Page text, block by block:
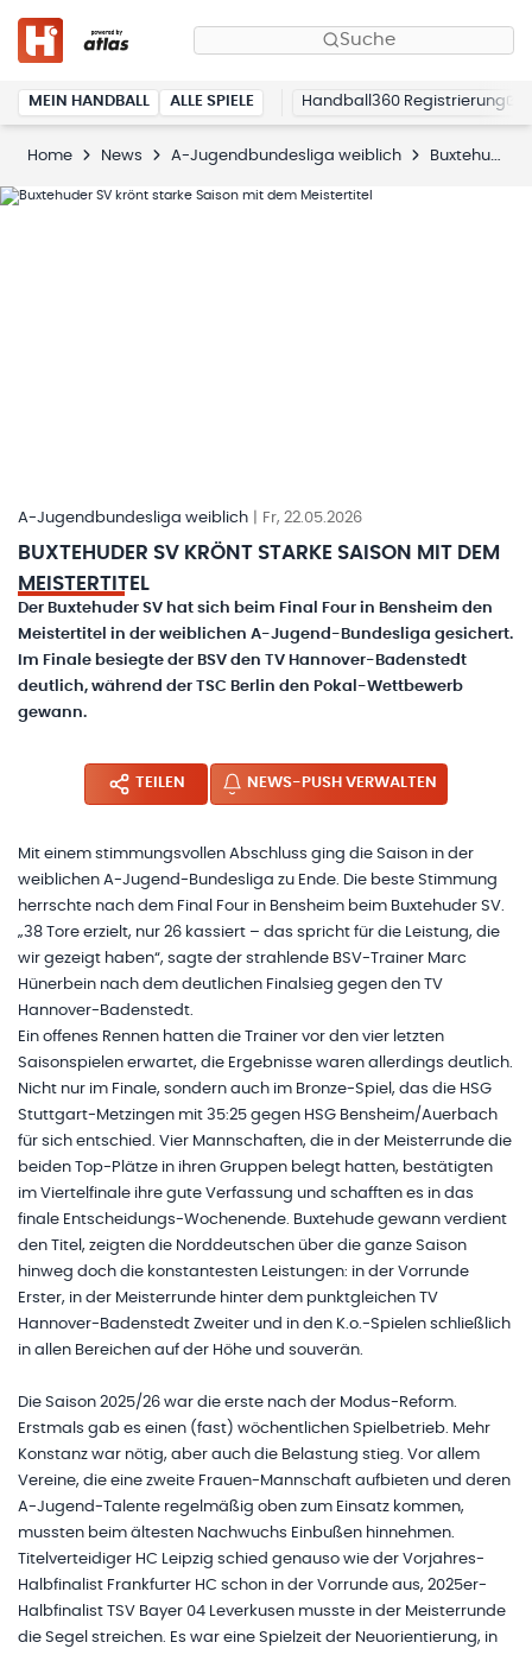
Suche
MEIN HANDBALL ALLE SPIELE Handball360 Registrierung
Home News A-Jugendbundesliga weiblich Buxtehuder SV krönt starke Saison mit dem Meistertitel
A-Jugendbundesliga weiblich Fr, 22.05.2026
BUXTEHUDER SV KRÖNT STARKE SAISON MIT DEM
MEISTERTITEL
Der Buxtehuder SV hat sich beim Final Four in Bensheim den
Meistertitel in der weiblichen A-Jugend-Bundesliga gesichert.
Im Finale besiegte der BSV den TV Hannover-Badenstedt
deutlich, während der TSC Berlin den Pokal-Wettbewerb
gewann.
TEILEN NEWS-PUSH VERWALTEN
Mit einem stimmungsvollen Abschluss ging die Saison in der
weiblichen A-Jugend-Bundesliga zu Ende. Die beste Stimmung
herrschte nach dem Final Four in Bensheim beim Buxtehuder SV.
„38 Tore erzielt, nur 26 kassiert – das spricht für die Leistung, die
wir gezeigt haben“, sagte der strahlende BSV-Trainer Marc
Hünerbein nach dem deutlichen Finalsieg gegen den TV
Hannover-Badenstedt.
Ein offenes Rennen hatten die Trainer vor den vier letzten
Saisonspielen erwartet, die Ergebnisse waren allerdings deutlich.
Nicht nur im Finale, sondern auch im Bronze-Spiel, das die HSG
Stuttgart-Metzingen mit 35:25 gegen HSG Bensheim/Auerbach
für sich entschied. Vier Mannschaften, die in der Meisterrunde die
beiden Top-Plätze in ihren Gruppen belegt hatten, bestätigten
im Viertelfinale ihre gute Verfassung und schafften es in das
finale Entscheidungs-Wochenende. Buxtehude gewann verdient
den Titel, zeigten die Norddeutschen über die ganze Saison
hinweg doch die konstantesten Leistungen: in der Vorrunde
Erster, in der Meisterrunde hinter dem punktgleichen TV
Hannover-Badenstedt Zweiter und in den K.o.-Spielen schließlich
in allen Bereichen auf der Höhe und souverän.
Die Saison 2025/26 war die erste nach der Modus-Reform.
Erstmals gab es einen (fast) wöchentlichen Spielbetrieb. Mehr
Konstanz war nötig, aber auch die Belastung stieg. Vor allem
Vereine, die eine zweite Frauen-Mannschaft aufbieten und deren
A-Jugend-Talente regelmäßig oben zum Einsatz kommen,
mussten beim ältesten Nachwuchs Einbußen hinnehmen.
Titelverteidiger HC Leipzig schied genauso wie der Vorjahres-
Halbfinalist Frankfurter HC schon in der Vorrunde aus, 2025er-
Halbfinalist TSV Bayer 04 Leverkusen musste in der Meisterrunde
die Segel streichen. Es war eine Spielzeit der Neuorientierung, in